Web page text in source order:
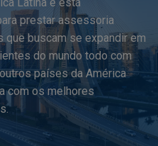
prestar assessoria
que buscam se expandir em
do mundo todo com
países da América
com os melhores